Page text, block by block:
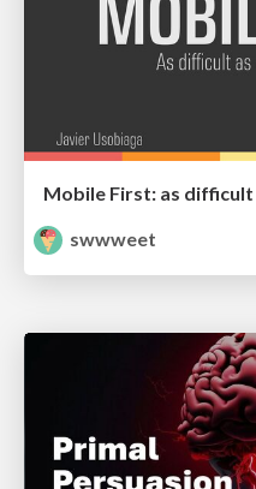
Mobile First: as
swwweet